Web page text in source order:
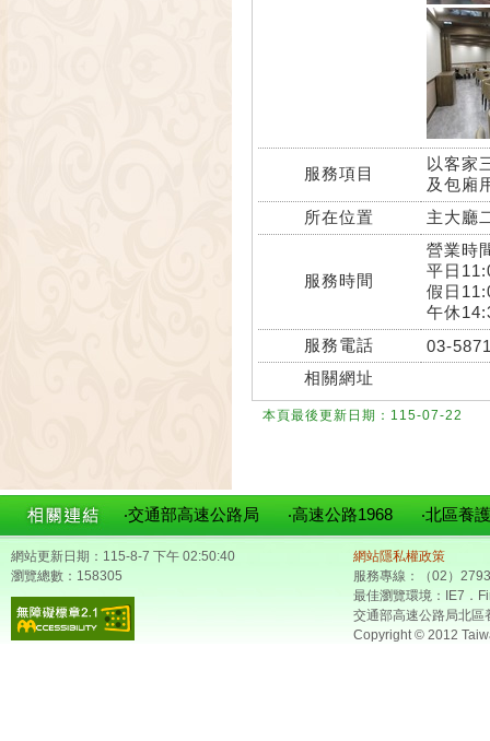
服務項目
以客家
及包廂
所在位置
主大廳
服務時間
營業時
平日
假日
午休
服務電話
03-
相關網址
本頁最後更新日期：115-07-22
‧交通部高速公路局 ‧高速公路1968 ‧北區養
網站更新日期：115-8-7 下午 02:50:40
瀏覽總數：158305
網站隱私權政策
服務專線：（02）
最佳瀏覽環境：IE7．
交通部高速公路局北區
Copyright © 2012